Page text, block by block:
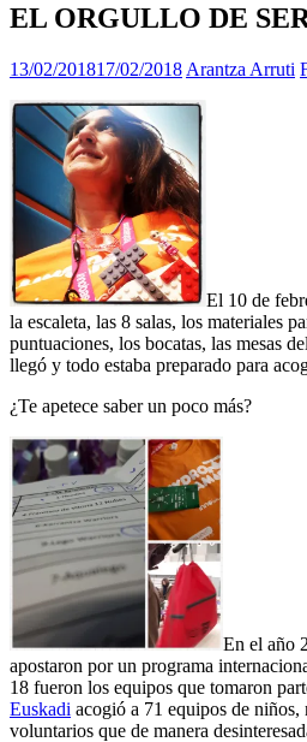
EL ORGULLO DE
13/02/201817/02/2018 Arantza Arruti
El 10 de
la escaleta, las 8 salas, los materiales
puntuaciones, los bocatas, las mesas
llegó y todo estaba preparado para
¿Te apetece saber un poco más?
En el año
apostaron por un programa
18 fueron los equipos que tomaron
Euskadi acogió a 71 equipos de niños,
voluntarios que de manera